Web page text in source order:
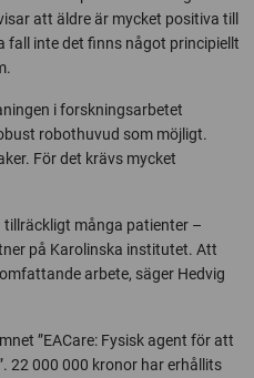
att äldre är mycket positiva till
fall inte det finns något principiellt
i forskningsarbetet
robothuvud som möjligt.
För det krävs mycket
många patienter –
på Karolinska institutet. Att
arbete, säger Hedvig
”EACare: Fysisk agent för att
22 000 000 kronor har erhållits